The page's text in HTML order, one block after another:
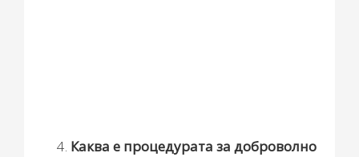
Каква е процедурата за доброволно